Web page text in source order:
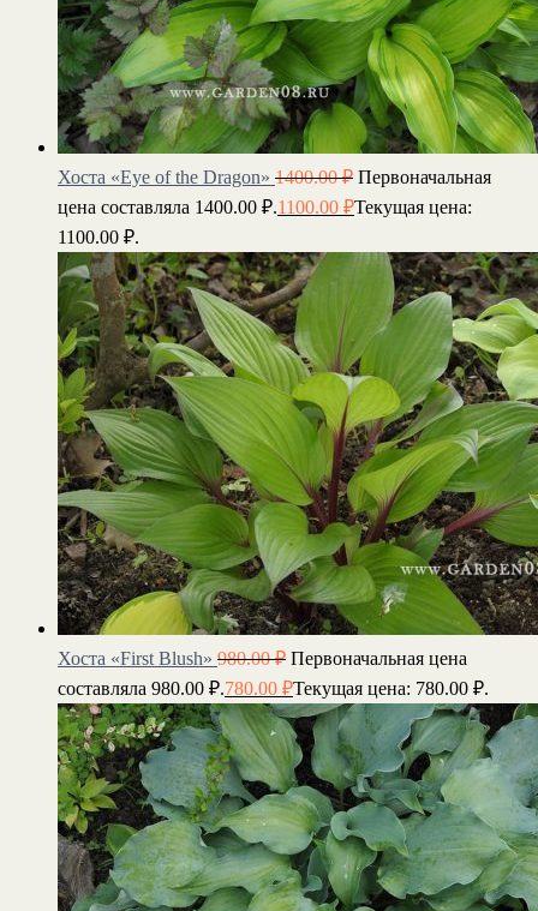
Хоста «Eye of the Dragon» 1400.00₽ Первоначальная
цена составляла 1400.00 ₽.1100.00 ₽Текущая цена:
1100.00 ₽.
Хоста «First Blush» 980.00₽ Первоначальная цена
составляла 980.00 ₽.780.00 ₽Текущая цена: 780.00 ₽.